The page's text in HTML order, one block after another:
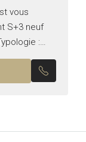
vous
S+3 neuf
:
Il se